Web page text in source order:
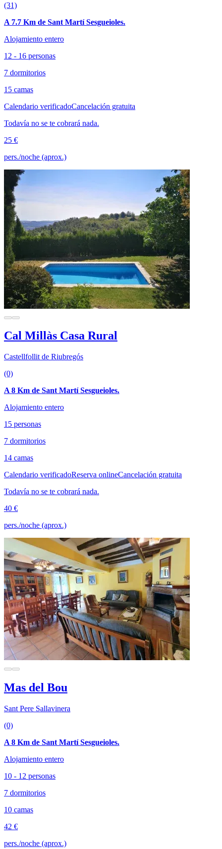
(31)
A 7.7 Km de Sant Martí Sesgueioles.
Alojamiento entero
12 - 16 personas
7 dormitorios
15 camas
Calendario verificadoCancelación gratuita
Todavía no se te cobrará nada.
25 €
pers./noche (aprox.)
Cal Millàs Casa Rural
Castellfollit de Riubregós
(0)
A 8 Km de Sant Martí Sesgueioles.
Alojamiento entero
15 personas
7 dormitorios
14 camas
Calendario verificadoReserva onlineCancelación gratuita
Todavía no se te cobrará nada.
40 €
pers./noche (aprox.)
Mas del Bou
Sant Pere Sallavinera
(0)
A 8 Km de Sant Martí Sesgueioles.
Alojamiento entero
10 - 12 personas
7 dormitorios
10 camas
42 €
pers./noche (aprox.)